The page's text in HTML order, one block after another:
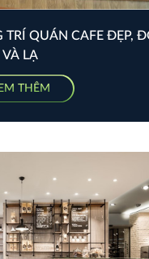
TRÍ QUÁN CAFE ĐẸP,
VÀ LẠ
THÊM